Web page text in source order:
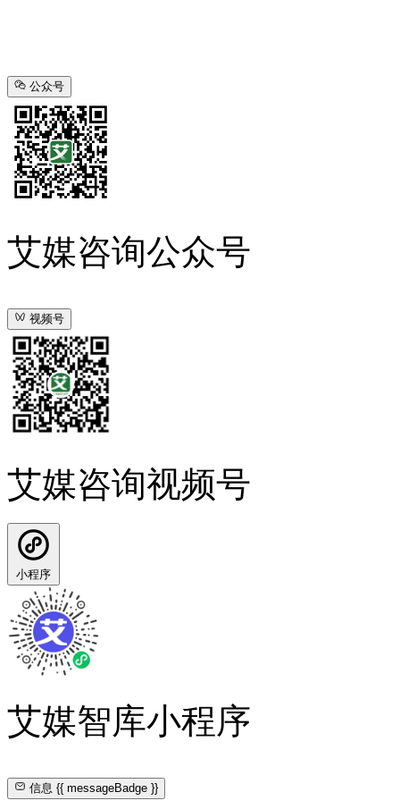
公众号
艾媒咨询公众号
视频号
艾媒咨询视频号
小程序
艾媒智库小程序
信息{{ messageBadge }}